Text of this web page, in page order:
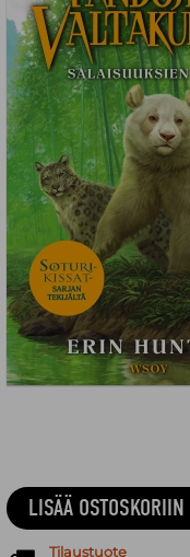
LISÄÄ OSTOSKORIIN
Tilaustuote